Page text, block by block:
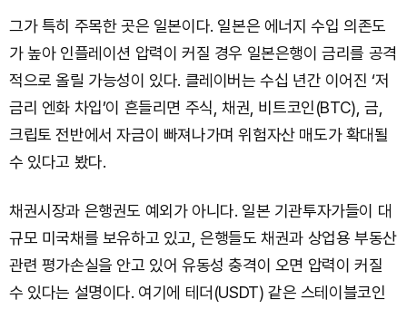
그가 특히 주목한 곳은 일본이다. 일본은 에너지 수입 의존도
가 높아 인플레이션 압력이 커질 경우 일본은행이 금리를 공격
적으로 올릴 가능성이 있다. 클레이버는 수십 년간 이어진 ‘저
금리 엔화 차입’이 흔들리면 주식, 채권, 비트코인(BTC), 금,
크립토 전반에서 자금이 빠져나가며 위험자산 매도가 확대될
수 있다고 봤다.
채권시장과 은행권도 예외가 아니다. 일본 기관투자가들이 대
규모 미국채를 보유하고 있고, 은행들도 채권과 상업용 부동산
관련 평가손실을 안고 있어 유동성 충격이 오면 압력이 커질
수 있다는 설명이다. 여기에 테더(USDT) 같은 스테이블코인